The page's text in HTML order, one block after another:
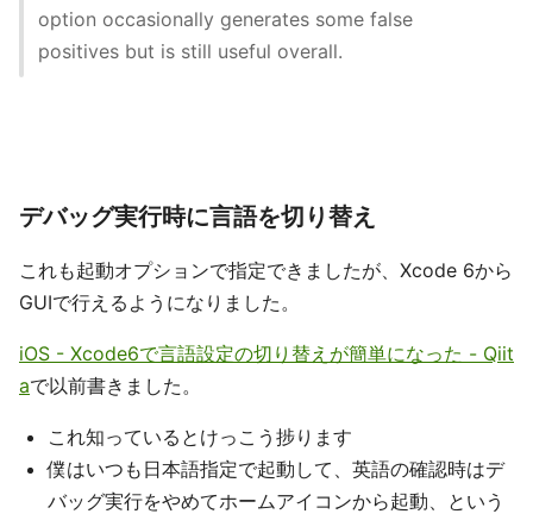
option occasionally generates some false
positives but is still useful overall.
デバッグ実行時に言語を切り替え
これも起動オプションで指定できましたが、Xcode 6から
GUIで行えるようになりました。
iOS - Xcode6で言語設定の切り替えが簡単になった - Qiit
aで以前書きました。
これ知っているとけっこう捗ります
僕はいつも日本語指定で起動して、英語の確認時はデ
バッグ実行をやめてホームアイコンから起動、という